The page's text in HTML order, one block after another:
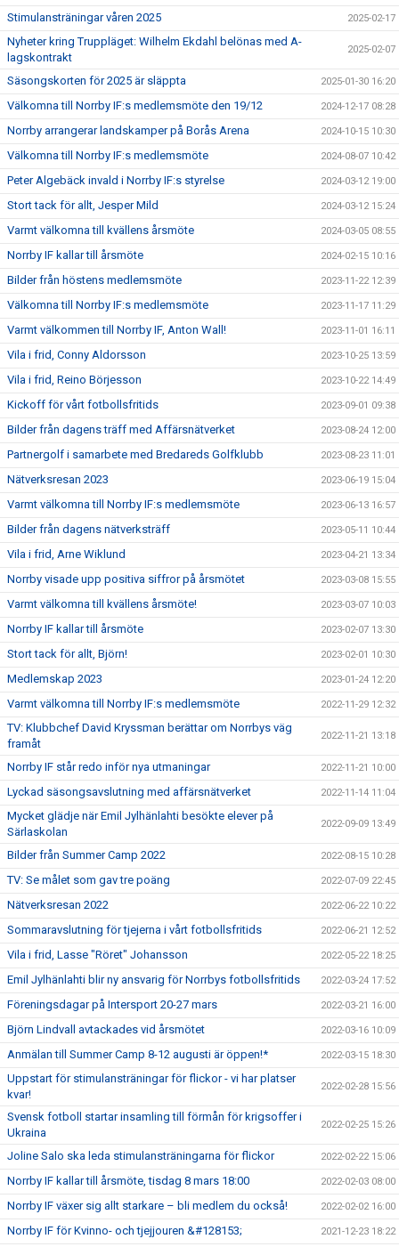
Stimulansträningar våren 2025 2025-02-17
Nyheter kring Truppläget: Wilhelm Ekdahl belönas med A-
lagskontrakt
2025-02-07
Säsongskorten för 2025 är släppta 2025-01-30 16:20
Välkomna till Norrby IF:s medlemsmöte den 19/12 2024-12-17 08:28
Norrby arrangerar landskamper på Borås Arena 2024-10-15 10:30
Välkomna till Norrby IF:s medlemsmöte 2024-08-07 10:42
Peter Algebäck invald i Norrby IF:s styrelse 2024-03-12 19:00
Stort tack för allt, Jesper Mild 2024-03-12 15:24
Varmt välkomna till kvällens årsmöte 2024-03-05 08:55
Norrby IF kallar till årsmöte 2024-02-15 10:16
Bilder från höstens medlemsmöte 2023-11-22 12:39
Välkomna till Norrby IF:s medlemsmöte 2023-11-17 11:29
Varmt välkommen till Norrby IF, Anton Wall! 2023-11-01 16:11
Vila i frid, Conny Aldorsson 2023-10-25 13:59
Vila i frid, Reino Börjesson 2023-10-22 14:49
Kickoff för vårt fotbollsfritids 2023-09-01 09:38
Bilder från dagens träff med Affärsnätverket 2023-08-24 12:00
Partnergolf i samarbete med Bredareds Golfklubb 2023-08-23 11:01
Nätverksresan 2023 2023-06-19 15:04
Varmt välkomna till Norrby IF:s medlemsmöte 2023-06-13 16:57
Bilder från dagens nätverksträff 2023-05-11 10:44
Vila i frid, Arne Wiklund 2023-04-21 13:34
Norrby visade upp positiva siffror på årsmötet 2023-03-08 15:55
Varmt välkomna till kvällens årsmöte! 2023-03-07 10:03
Norrby IF kallar till årsmöte 2023-02-07 13:30
Stort tack för allt, Björn! 2023-02-01 10:30
Medlemskap 2023 2023-01-24 12:20
Varmt välkomna till Norrby IF:s medlemsmöte 2022-11-29 12:32
TV: Klubbchef David Kryssman berättar om Norrbys väg
framåt
2022-11-21 13:18
Norrby IF står redo inför nya utmaningar 2022-11-21 10:00
Lyckad säsongsavslutning med affärsnätverket 2022-11-14 11:04
Mycket glädje när Emil Jylhänlahti besökte elever på
Särlaskolan
2022-09-09 13:49
Bilder från Summer Camp 2022 2022-08-15 10:28
TV: Se målet som gav tre poäng 2022-07-09 22:45
Nätverksresan 2022 2022-06-22 10:22
Sommaravslutning för tjejerna i vårt fotbollsfritids 2022-06-21 12:52
Vila i frid, Lasse "Röret" Johansson 2022-05-22 18:25
Emil Jylhänlahti blir ny ansvarig för Norrbys fotbollsfritids 2022-03-24 17:52
Föreningsdagar på Intersport 20-27 mars 2022-03-21 16:00
Björn Lindvall avtackades vid årsmötet 2022-03-16 10:09
Anmälan till Summer Camp 8-12 augusti är öppen!* 2022-03-15 18:30
Uppstart för stimulansträningar för flickor - vi har platser
kvar!
2022-02-28 15:56
Svensk fotboll startar insamling till förmån för krigsoffer i
Ukraina
2022-02-25 15:26
Joline Salo ska leda stimulansträningarna för flickor 2022-02-22 15:06
Norrby IF kallar till årsmöte, tisdag 8 mars 18:00 2022-02-03 08:00
Norrby IF växer sig allt starkare – bli medlem du också! 2022-02-02 16:00
Norrby IF för Kvinno- och tjejjouren &#128153; 2021-12-23 18:22